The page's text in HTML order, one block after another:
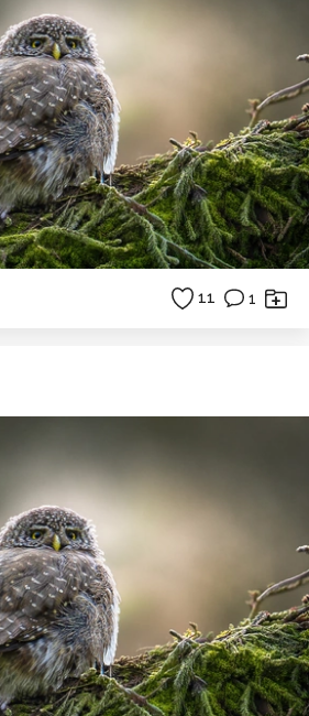
11 1